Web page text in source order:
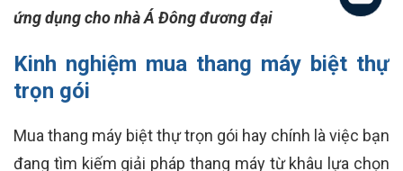
ứng dụng cho nhà Á Đông đương đại
Kinh nghiệm mua thang máy biệt thự
trọn gói
Mua thang máy biệt thự trọn gói hay chính là việc bạn
đang tìm kiếm giải pháp thang máy từ khâu lựa chọn